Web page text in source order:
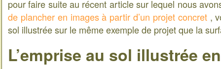
pour faire suite au récent article sur lequel nous
de plancher en images à partir d’un projet concret ,
sol illustrée sur le même exemple de projet que la
L’emprise au sol illustrée